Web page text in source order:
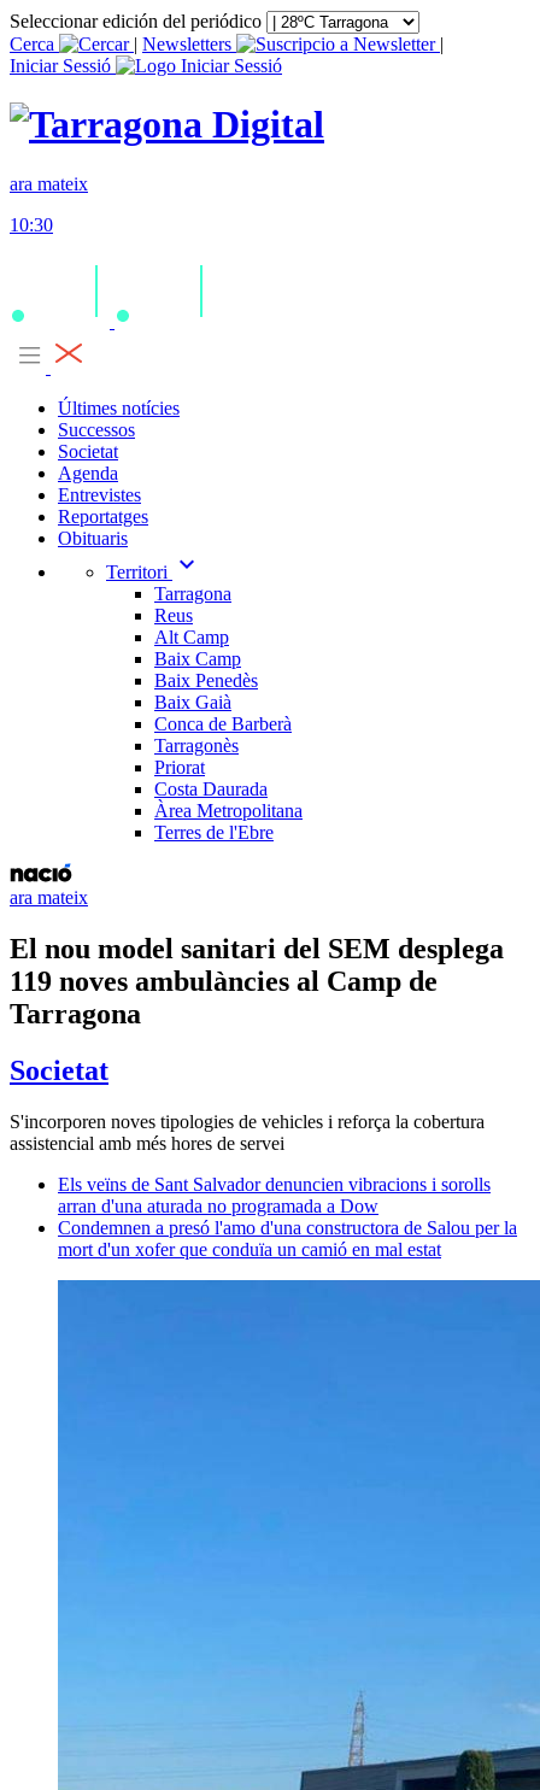
Seleccionar edición del periódico
Cerca
| Newsletters
|
Iniciar Sessió
ara mateix
10:30
Últimes notícies
Successos
Societat
Agenda
Entrevistes
Reportatges
Obituaris
Territori
expand_more
Tarragona
Reus
Alt Camp
Baix Camp
Baix Penedès
Baix Gaià
Conca de Barberà
Tarragonès
Priorat
Costa Daurada
Àrea Metropolitana
Terres de l'Ebre
ara mateix
El nou model sanitari del SEM desplega
119 noves ambulàncies al Camp de
Tarragona
Societat
S'incorporen noves tipologies de vehicles i reforça la cobertura
assistencial amb més hores de servei
Els veïns de Sant Salvador denuncien vibracions i sorolls
arran d'una aturada no programada a Dow
Condemnen a presó l'amo d'una constructora de Salou per la
mort d'un xofer que conduïa un camió en mal estat